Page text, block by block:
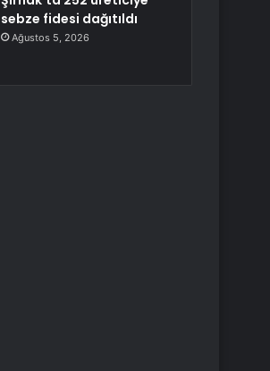
sebze fidesi dağıtıldı
Ağustos 5, 2026